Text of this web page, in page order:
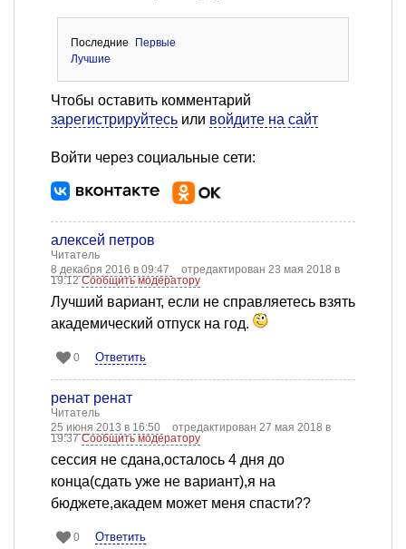
Последние
Первые
Лучшие
Чтобы оставить комментарий
зарегистрируйтесь или войдите на сайт
Войти через социальные сети:
алексей петров
Читатель
8 декабря 2016 в 09:47
отредактирован 23 мая 2018 в
19:12Сообщить модератору
Лучший вариант, если не справляетесь взять
академический отпуск на год.
0 Ответить
ренат ренат
Читатель
25 июня 2013 в 16:50
отредактирован 27 мая 2018 в
19:37Сообщить модератору
сессия не сдана,осталось 4 дня до
конца(сдать уже не вариант),я на
бюджете,академ может меня спасти??
0 Ответить